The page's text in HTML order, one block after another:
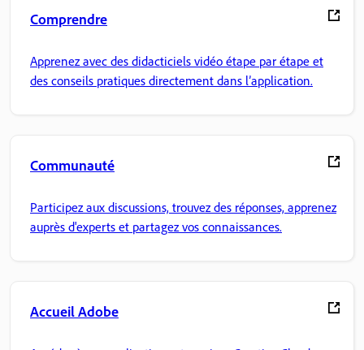
Comprendre
Apprenez avec des didacticiels vidéo étape par étape et
des conseils pratiques directement dans l’application.
Communauté
Participez aux discussions, trouvez des réponses, apprenez
auprès d'experts et partagez vos connaissances.
Accueil Adobe